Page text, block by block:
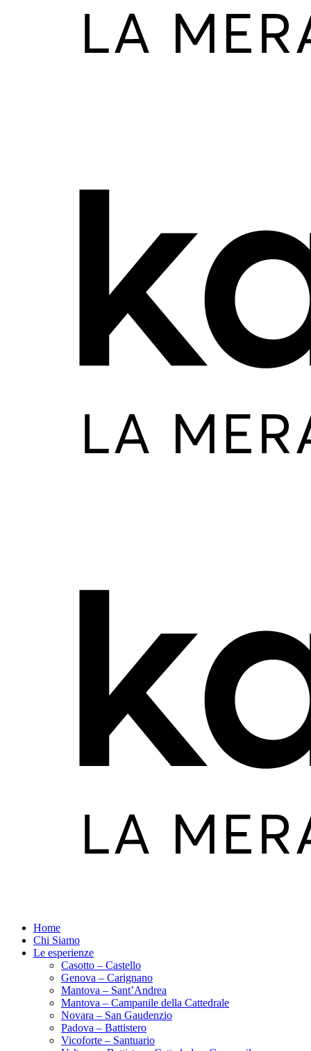
Home
Chi Siamo
Le esperienze
Casotto – Castello
Genova – Carignano
Mantova – Sant’Andrea
Mantova – Campanile della Cattedrale
Novara – San Gaudenzio
Padova – Battistero
Vicoforte – Santuario